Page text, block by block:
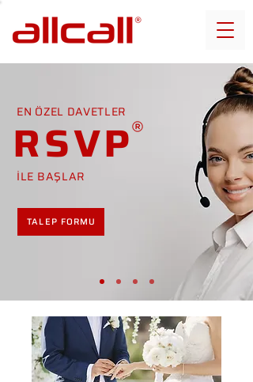
EN ÖZEL DAVETLER
RSVP
İLE BAŞLAR
TALEP FORMU